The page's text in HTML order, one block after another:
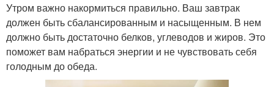
Утром важно накормиться правильно. Ваш завтрак
должен быть сбалансированным и насыщенным. В нем
должно быть достаточно белков, углеводов и жиров. Это
поможет вам набраться энергии и не чувствовать себя
голодным до обеда.